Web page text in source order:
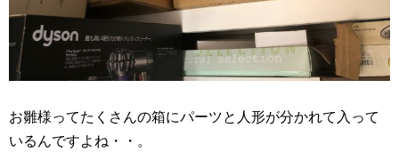
お雛様ってたくさんの箱にパーツと人形が分かれて入って
いるんですよね・・。